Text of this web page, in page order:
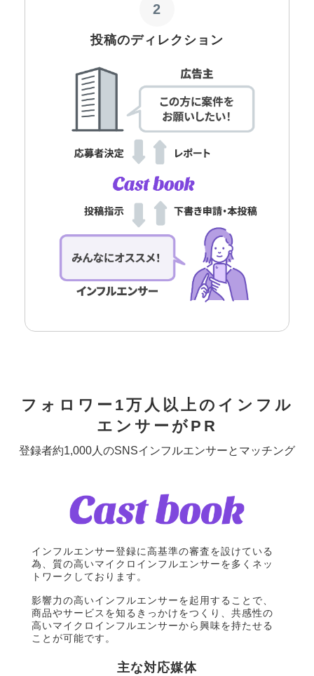
2
投稿のディレクション
フォロワー1万人以上のインフル
エンサーがPR
登録者約1,000人のSNSインフルエンサーとマッチング
インフルエンサー登録に高基準の審査を設けている
為、質の高いマイクロインフルエンサーを多くネッ
トワークしております。
影響力の高いインフルエンサーを起用することで、
商品やサービスを知るきっかけをつくり、共感性の
高いマイクロインフルエンサーから興味を持たせる
ことが可能です。
主な対応媒体